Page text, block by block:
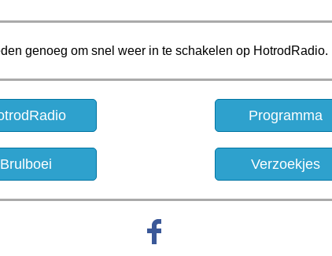
genoeg om snel weer in te schakelen op HotrodRadio.
Brulboei
Programma
Verzoekjes